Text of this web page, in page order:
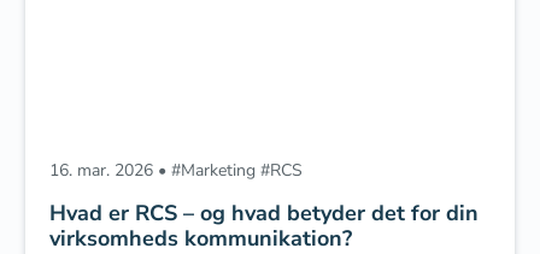
16. mar. 2026 • #Marketing #RCS
Hvad er RCS – og hvad betyder det for din
virksomheds kommunikation?